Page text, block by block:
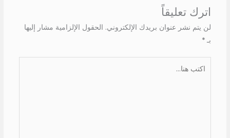
اترك تعليقاً
لن يتم نشر عنوان بريدك الإلكتروني. الحقول الإلزامية مشار إليها
بـ *